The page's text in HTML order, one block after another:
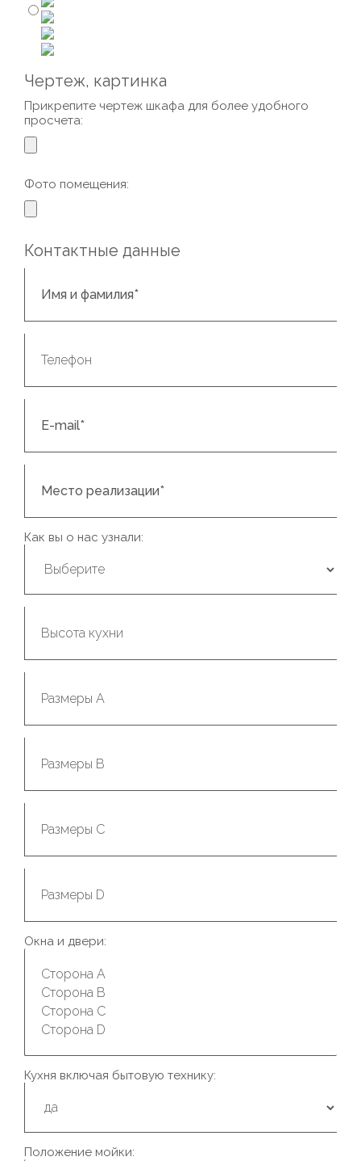
Чертеж, картинка
Прикрепите чертеж шкафа для более удобного
просчета:
Фото помещения:
Контактные данные
Как вы о нас узнали:
Окна и двери:
Кухня включая бытовую технику:
Положение мойки: